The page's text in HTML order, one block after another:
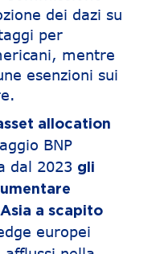
dei dazi su
per
mentre
esenzioni sui
allocation
BNP
dal 2023 gli
Asia a scapito
europei